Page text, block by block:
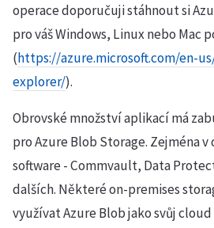
operace doporučuji stáhnout si
pro váš Windows, Linux nebo Mac
(https://azure.microsoft.com/en-
explorer/).
Obrovské množství aplikací má
pro Azure Blob Storage. Zejména
software - Commvault, Data
dalších. Některé on-premises
využívat Azure Blob jako svůj cloud